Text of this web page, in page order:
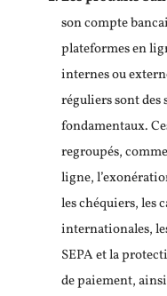
son compte
plateformes en
internes ou
réguliers sont des
fondamentaux.
regroupés,
ligne,
les chéquiers, les
internationales,
SEPA et la
de paiement,